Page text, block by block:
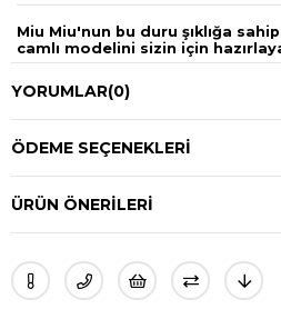
Miu Miu'nun bu duru şıklığa
camlı modelini sizin için
YORUMLAR(0)
ÖDEME SEÇENEKLERI
ÜRÜN ÖNERILERI